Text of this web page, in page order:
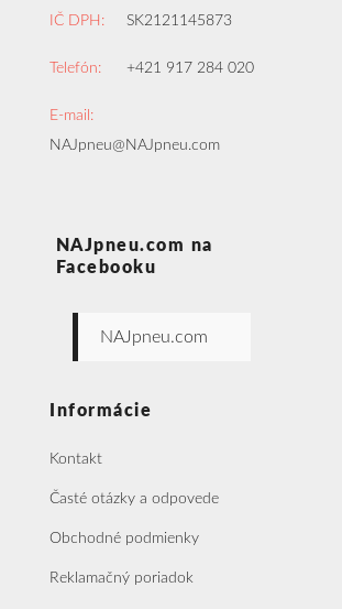
IČ DPH: SK2121145873
Telefón: +421 917 284 020
E-mail:
NAJpneu@NAJpneu.com
NAJpneu.com na
Facebooku
NAJpneu.com
Informácie
Kontakt
Časté otázky a odpovede
Obchodné podmienky
Reklamačný poriadok